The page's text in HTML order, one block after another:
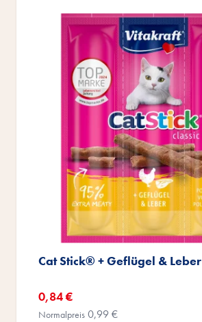
Cat Stick® + Geflügel & Leber
Sonderangebot
0,84 €
Normalpreis 0,99 €